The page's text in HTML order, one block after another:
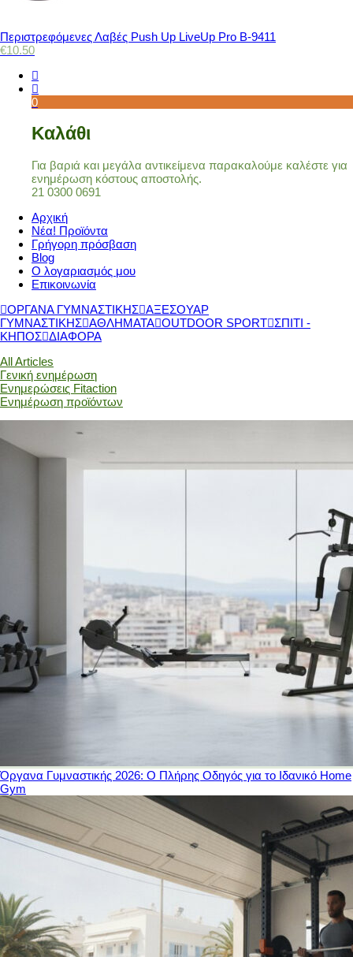
Περιστρεφόμενες Λαβές Push Up LiveUp Pro Β-9411
€10.50
0
Καλάθι
Για βαριά και μεγάλα αντικείμενα παρακαλούμε καλέστε για
ενημέρωση κόστους αποστολής.
21 0300 0691
Αρχική
Νέα! Προϊόντα
Γρήγορη πρόσβαση
Blog
Ο λογαριασμός μου
Επικοινωνία
ΟΡΓΑΝΑ ΓΥΜΝΑΣΤΙΚΗΣ ΑΞΕΣΟΥΑΡ
ΓΥΜΝΑΣΤΙΚΗΣ ΑΘΛΗΜΑΤΑ OUTDOOR SPORT ΣΠΙΤΙ -
ΚΗΠΟΣ ΔΙΑΦΟΡΑ
All Articles
Γενική ενημέρωση
Ενημερώσεις Fitaction
Ενημέρωση προϊόντων
Όργανα Γυμναστικής 2026: Ο Πλήρης Οδηγός για το Ιδανικό Home
Gym